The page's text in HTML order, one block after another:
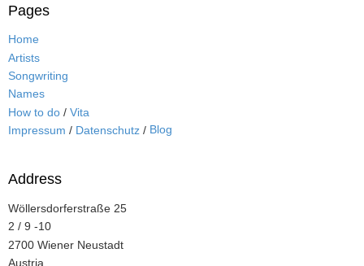
Pages
Home
Artists
Songwriting
Names
How to do / Vita
Impressum / Datenschutz / Blog
Address
Wöllersdorferstraße 25
2 / 9 -10
2700 Wiener Neustadt
Austria